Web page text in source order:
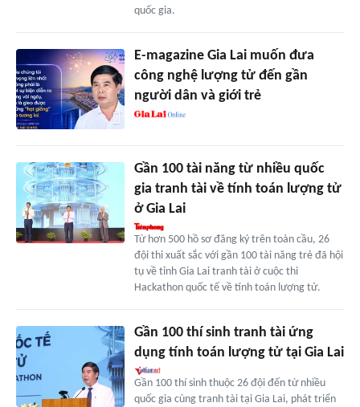
quốc gia.
E-magazine Gia Lai muốn đưa
công nghệ lượng tử đến gần
người dân và giới trẻ
Gần 100 tài năng từ nhiều quốc
gia tranh tài về tính toán lượng tử
ở Gia Lai
Từ hơn 500 hồ sơ đăng ký trên toàn cầu, 26
đội thi xuất sắc với gần 100 tài năng trẻ đã hội
tụ về tỉnh Gia Lai tranh tài ở cuộc thi
Hackathon quốc tế về tính toán lượng tử.
Gần 100 thí sinh tranh tài ứng
dụng tính toán lượng tử tại Gia Lai
Gần 100 thí sinh thuộc 26 đội đến từ nhiều
quốc gia cùng tranh tài tại Gia Lai, phát triển